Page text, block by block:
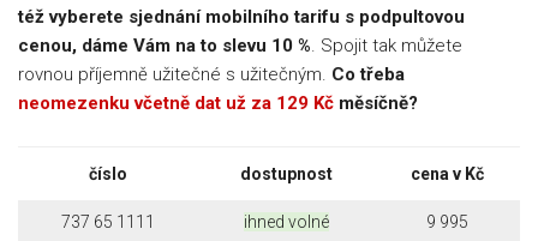
též vyberete sjednání mobilního tarifu s podpultovou
cenou, dáme Vám na to slevu 10 %. Spojit tak můžete
rovnou příjemně užitečné s užitečným. Co třeba
neomezenku včetně dat už za 129 Kč měsíčně?
číslo dostupnost cena v Kč
737 65 1111 ihned volné 9 995